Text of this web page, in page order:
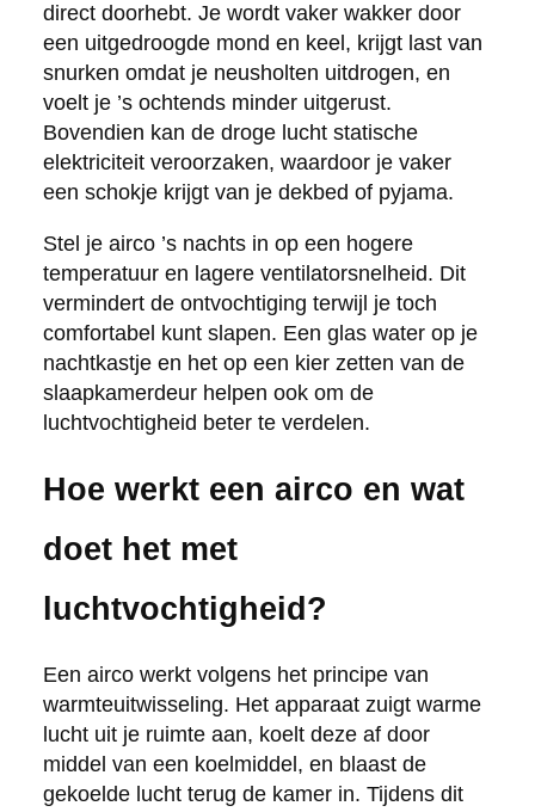
direct doorhebt. Je wordt vaker wakker door
een uitgedroogde mond en keel, krijgt last van
snurken omdat je neusholten uitdrogen, en
voelt je ’s ochtends minder uitgerust.
Bovendien kan de droge lucht statische
elektriciteit veroorzaken, waardoor je vaker
een schokje krijgt van je dekbed of pyjama.
Stel je airco ’s nachts in op een hogere
temperatuur en lagere ventilatorsnelheid. Dit
vermindert de ontvochtiging terwijl je toch
comfortabel kunt slapen. Een glas water op je
nachtkastje en het op een kier zetten van de
slaapkamerdeur helpen ook om de
luchtvochtigheid beter te verdelen.
Hoe werkt een airco en wat
doet het met
luchtvochtigheid?
Een airco werkt volgens het principe van
warmteuitwisseling. Het apparaat zuigt warme
lucht uit je ruimte aan, koelt deze af door
middel van een koelmiddel, en blaast de
gekoelde lucht terug de kamer in. Tijdens dit